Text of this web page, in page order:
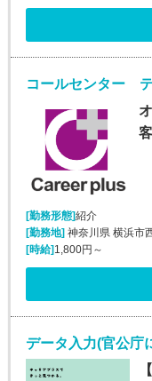
コールセンター
[勤務形態]紹介
[勤務地]神奈川県 横浜市
[時給]1,800円～
データ入力(官公庁